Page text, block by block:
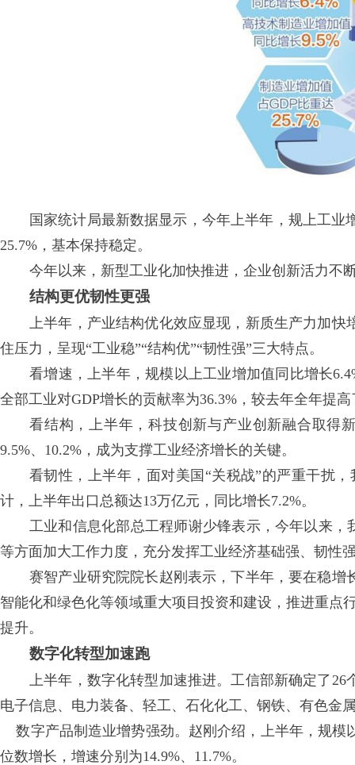
国家统计局最新数据显示，今年上半年，规上工
25.7%，基本保持稳定。
今年以来，新型工业化加快推进，企业创新活力不
结构更优韧性更强
上半年，产业结构优化效应显现，新质生产力加
住压力，呈现“工业稳”“结构优”“韧性强”三大特点。
看增速，上半年，规模以上工业增加值同比增长
全部工业对GDP增长的贡献率为36.3%，较去年全年提
看结构，上半年，科技创新与产业创新融合取得
9.5%、10.2%，成为支撑工业经济增长的关键。
看韧性，上半年，面对美国“关税战”的严重干扰
计，上半年出口总额达13万亿元，同比增长7.2%。
工业和信息化部总工程师谢少锋表示，今年以来
等方面加大工作力度，充分发挥工业经济基础强、韧性
赛智产业研究院院长赵刚表示，下半年，要在稳
智能化和绿色化等领域重大项目投资和建设，推进重点
提升。
数字化转型加速跑
上半年，数字化转型加速推进。工信部新确定了
电子信息、电力装备、轻工、石化化工、钢铁、有色金
数字产品制造业增势强劲。赵刚介绍，上半年，规模
位数增长，增速分别为14.9%、11.7%。